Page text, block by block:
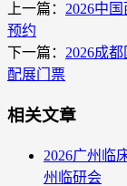
上一篇： 2026中
预约
下一篇： 2026成
配展门票
相关文章
2026广州临
州临研会